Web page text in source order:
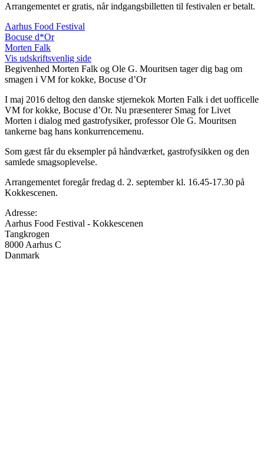
Arrangementet er gratis, når indgangsbilletten til festivalen er betalt.
Aarhus Food Festival
Bocuse d*Or
Morten Falk
Vis udskriftsvenlig side
Begivenhed Morten Falk og Ole G. Mouritsen tager dig bag om
smagen i VM for kokke, Bocuse d’Or
I maj 2016 deltog den danske stjernekok Morten Falk i det uofficelle
VM for kokke, Bocuse d’Or. Nu præsenterer Smag for Livet
Morten i dialog med gastrofysiker, professor Ole G. Mouritsen
tankerne bag hans konkurrencemenu.
Som gæst får du eksempler på håndværket, gastrofysikken og den
samlede smagsoplevelse.
Arrangementet foregår fredag d. 2. september kl. 16.45-17.30 på
Kokkescenen.
Adresse:
Aarhus Food Festival - Kokkescenen
Tangkrogen
8000 Aarhus C
Danmark